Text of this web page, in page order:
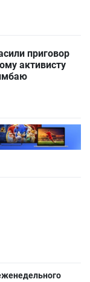
приговор
активисту